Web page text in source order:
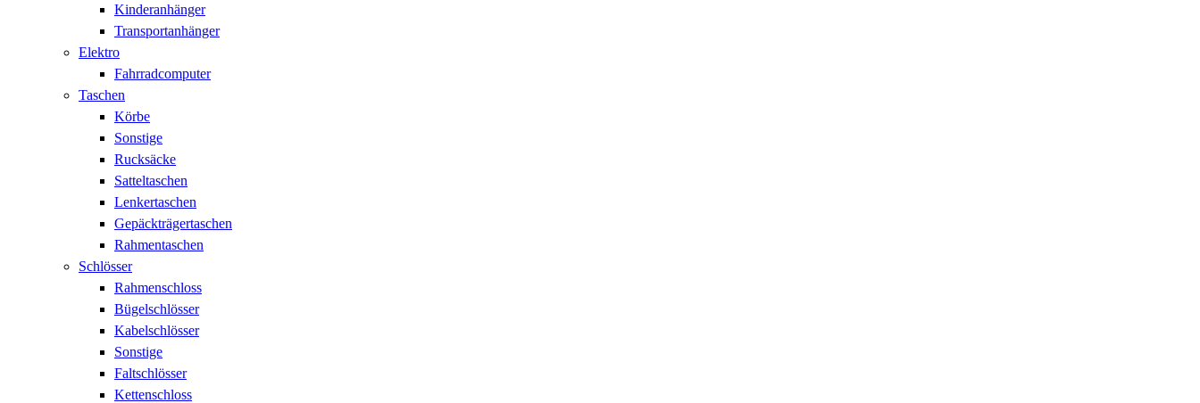
Kinderanhänger
Transportanhänger
Elektro
Fahrradcomputer
Taschen
Körbe
Sonstige
Rucksäcke
Satteltaschen
Lenkertaschen
Gepäckträgertaschen
Rahmentaschen
Schlösser
Rahmenschloss
Bügelschlösser
Kabelschlösser
Sonstige
Faltschlösser
Kettenschloss